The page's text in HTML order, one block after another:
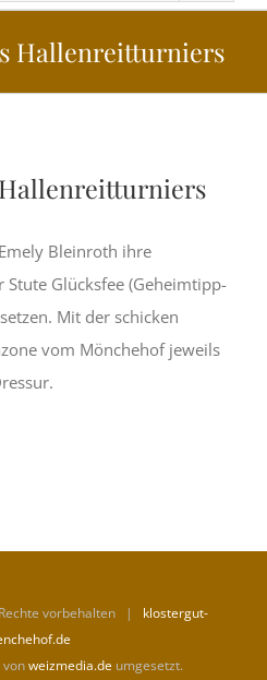
Hallenreitturniers
Bleinroth ihre
Glücksfee (Geheimtipp-
Mit der schicken
vom Mönchehof jeweils
vorbehalten | klostergut-
vonweizmedia.deumgesetzt.